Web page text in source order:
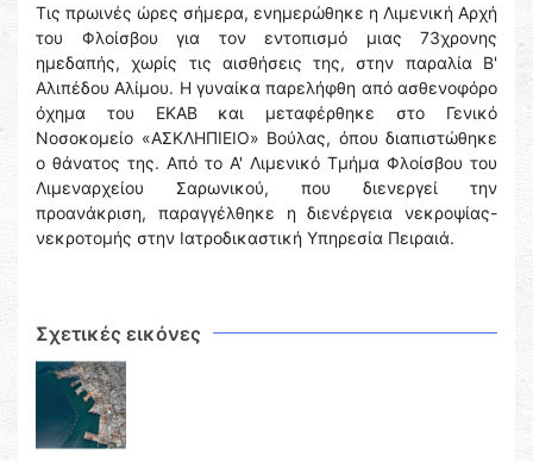
Τις πρωινές ώρες σήμερα, ενημερώθηκε η Λιμενική Αρχή
του Φλοίσβου για τον εντοπισμό μιας 73χρονης
ημεδαπής, χωρίς τις αισθήσεις της, στην παραλία Β'
Αλιπέδου Αλίμου. Η γυναίκα παρελήφθη από ασθενοφόρο
όχημα του ΕΚΑΒ και μεταφέρθηκε στο Γενικό
Νοσοκομείο «ΑΣΚΛΗΠΙΕΙΟ» Βούλας, όπου διαπιστώθηκε
ο θάνατος της. Από το Α' Λιμενικό Τμήμα Φλοίσβου του
Λιμεναρχείου Σαρωνικού, που διενεργεί την
προανάκριση, παραγγέλθηκε η διενέργεια νεκροψίας-
νεκροτομής στην Ιατροδικαστική Υπηρεσία Πειραιά.
Σχετικές εικόνες